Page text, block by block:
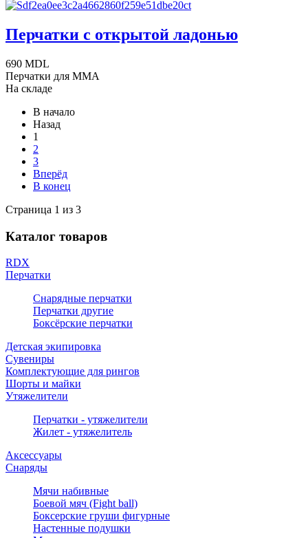
Перчатки с открытой ладонью
690 MDL
Перчатки для ММА
На складе
В начало
Назад
1
2
3
Вперёд
В конец
Страница 1 из 3
Каталог товаров
RDX
Перчатки
Снарядные перчатки
Перчатки другие
Боксёрские перчатки
Детская экипировка
Сувениры
Комплектующие для рингов
Шорты и майки
Утяжелители
Перчатки - утяжелители
Жилет - утяжелитель
Аксессуары
Снаряды
Мячи набивные
Боевой мяч (Fight ball)
Боксерские груши фигурные
Настенные подушки